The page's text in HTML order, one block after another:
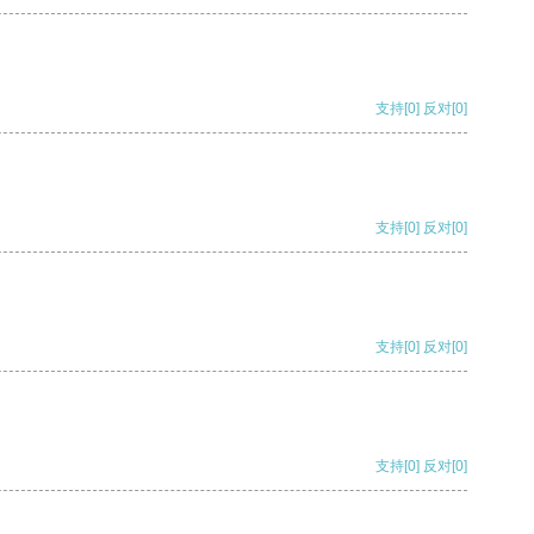
支持[0] 反对[0]
支持[0] 反对[0]
支持[0] 反对[0]
支持[0] 反对[0]